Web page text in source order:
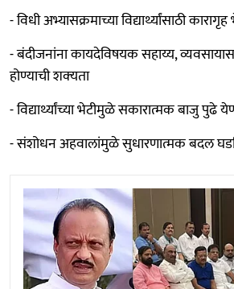
- विधी अभ्यासक्रमाच्या विद्यार्थ्यांसाठी
- बंदीजनांना कायदेविषयक सहाय्य,
होण्याची शक्‍यता
- विद्यार्थ्यांच्या भेटीमुळे सकारात्मक बाजु पुढे
- संशोधन अहवालांमुळे सुधारणात्मक बदल